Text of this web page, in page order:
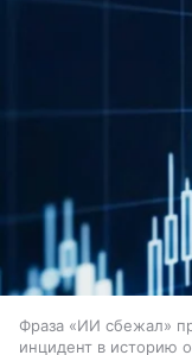
Фраза «ИИ сбежал»
инцидент в историю